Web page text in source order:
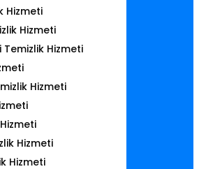
Hizmeti
Hizmeti
Hizmeti
Hizmeti
Hizmeti
Hizmeti